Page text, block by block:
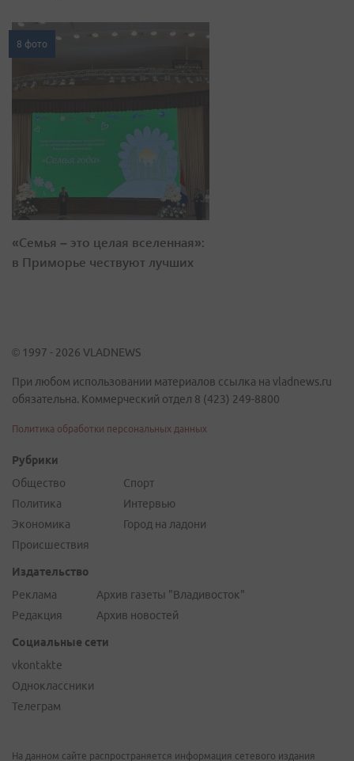
8 фото
«Семья – это целая вселенная»:
в Приморье чествуют лучших
© 1997 - 2026 VLADNEWS
При любом использовании материалов ссылка на vladnews.ru
обязательна. Коммерческий отдел 8 (423) 249-8800
Политика обработки персональных данных
Рубрики
Общество
Политика
Экономика
Происшествия
Спорт
Интервью
Город на ладони
Издательство
Реклама
Редакция
Архив газеты "Владивосток"
Архив новостей
Социальные сети
vkontakte
Одноклассники
Телеграм
На данном сайте распространяется информация сетевого издания